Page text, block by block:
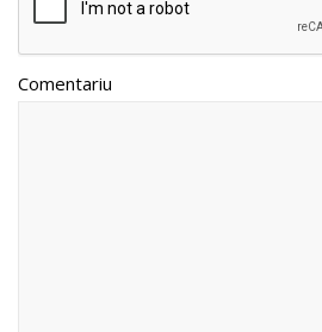
Comentariu